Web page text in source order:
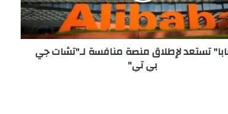
تستعد لإطلاق منصة منافسة لـ"تشات جي
بي تي"